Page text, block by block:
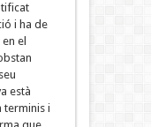
i ha de
el
està
terminis i